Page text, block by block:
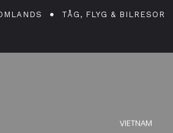
TÅG, FLYG & BILRESOR
VIETNAM